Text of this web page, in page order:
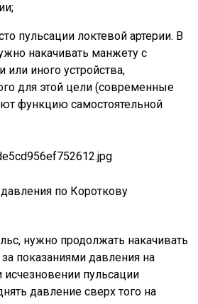
пульсации локтевой артерии. В
накачивать манжету с
иного устройства,
для этой цели (современные
функцию самостоятельной
по Короткову
нужно продолжать накачивать
показаниями давления на
пульсации
давление сверх того на